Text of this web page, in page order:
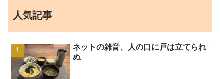
人気記事
ネットの雑音、人の口に戸は立てられ
ぬ